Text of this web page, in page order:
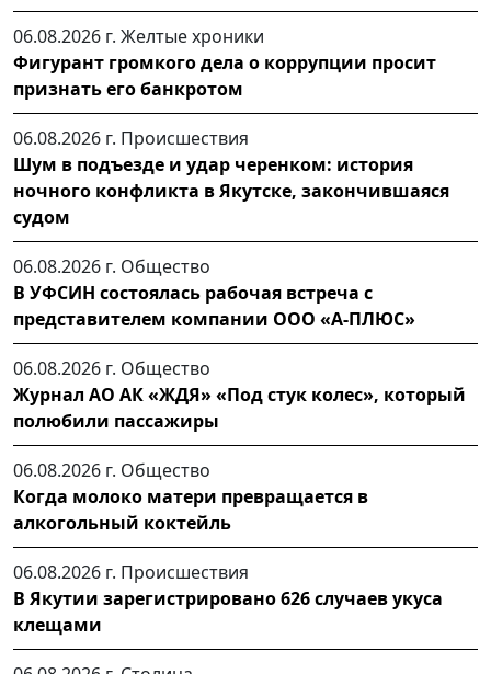
06.08.2026 г. Желтые хроники
Фигурант громкого дела о коррупции просит
признать его банкротом
06.08.2026 г. Происшествия
Шум в подъезде и удар черенком: история
ночного конфликта в Якутске, закончившаяся
судом
06.08.2026 г. Общество
В УФСИН состоялась рабочая встреча с
представителем компании ООО «А-ПЛЮС»
06.08.2026 г. Общество
Журнал АО АК «ЖДЯ» «Под стук колес», который
полюбили пассажиры
06.08.2026 г. Общество
Когда молоко матери превращается в
алкогольный коктейль
06.08.2026 г. Происшествия
В Якутии зарегистрировано 626 случаев укуса
клещами